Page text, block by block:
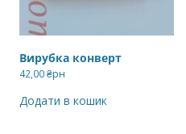
Вирубка конверт
42,00₴рн
Додати в кошик